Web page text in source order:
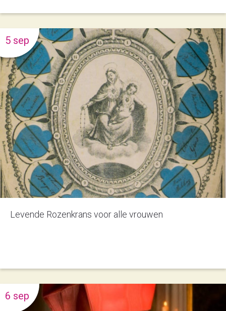
Levende Rozenkrans voor alle vrouwen
5 sep
6 sep